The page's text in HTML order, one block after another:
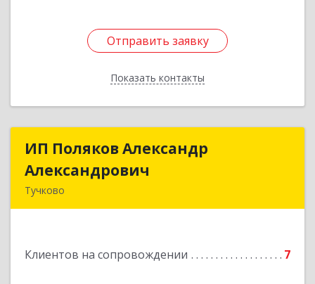
Отправить заявку
Показать контакты
Отправить заявку
Назад
ИП Поляков Александр
Александрович
Тучково
Клиентов на сопровождении 7
ИП Поляков Александр
Подробнее